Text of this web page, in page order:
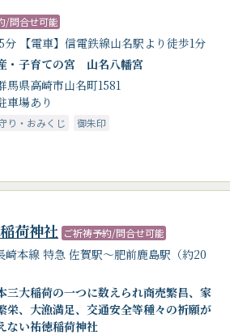
/問合せ可能
分 【電車】信電鉄線山名駅より徒歩1分
・子育ての宮 山名八幡宮
馬県高崎市山名町1581
車場あり
り・おみくじ 御朱印
荷神社 ご祈祷予約/問合せ可能
崎本線 特急 佐賀駅～肥前鹿島駅（約20
三大稲荷の一つに数えられ商売繁昌、家
栄、大漁満足、交通安全等種々の祈願が
ない祐徳稲荷神社